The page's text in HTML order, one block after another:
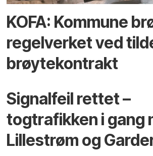
KOFA: Kommune
regelverket ved
brøytekontrakt
Signalfeil rettet –
togtrafikken i gang
Lillestrøm og